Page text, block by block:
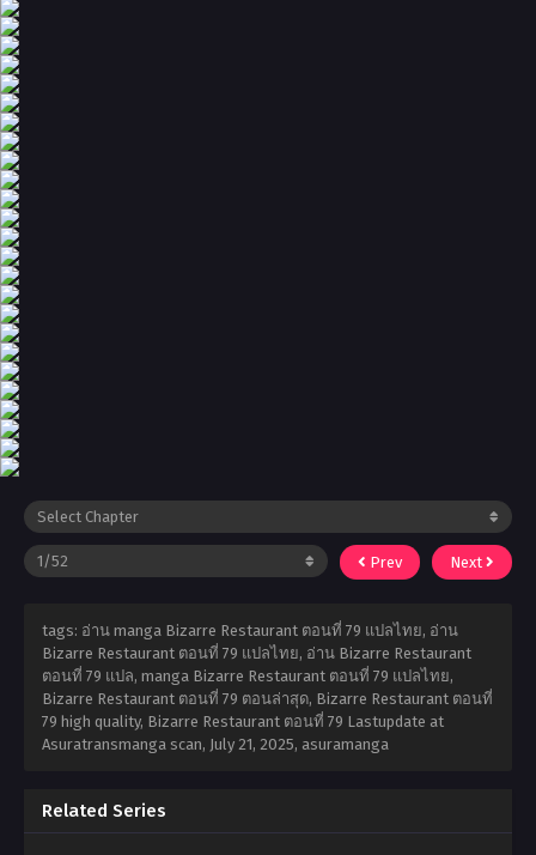
Prev Next
tags: อ่าน manga Bizarre Restaurant ตอนที่ 79 แปลไทย, อ่าน
Bizarre Restaurant ตอนที่ 79 แปลไทย, อ่าน Bizarre Restaurant
ตอนที่ 79 แปล, manga Bizarre Restaurant ตอนที่ 79 แปลไทย,
Bizarre Restaurant ตอนที่ 79 ตอนล่าสุด, Bizarre Restaurant ตอนที่
79 high quality, Bizarre Restaurant ตอนที่ 79 Lastupdate at
Asuratransmanga scan, July 21, 2025, asuramanga
Related Series